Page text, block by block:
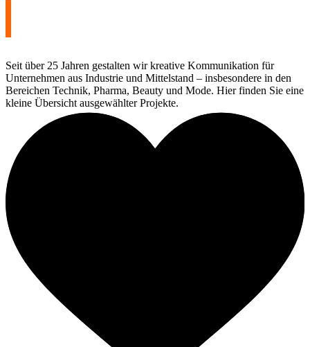
Seit über 25 Jahren gestalten wir kreative Kommunikation für
Unternehmen aus Industrie und Mittelstand – insbesondere in den
Bereichen Technik, Pharma, Beauty und Mode. Hier finden Sie eine
kleine Übersicht ausgewählter Projekte.